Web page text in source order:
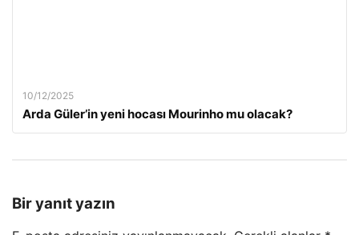
10/12/2025
Arda Güler’in yeni hocası Mourinho mu olacak?
Bir yanıt yazın